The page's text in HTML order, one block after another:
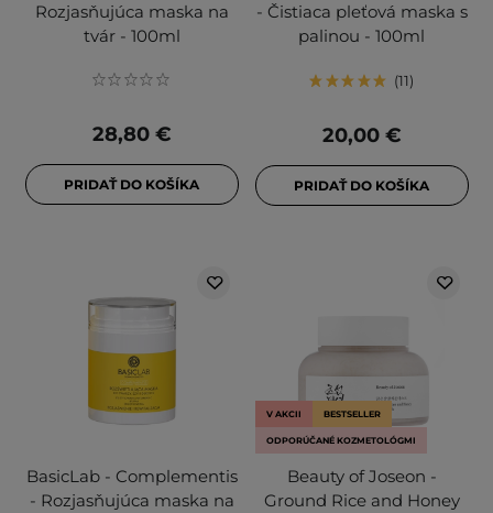
Rozjasňujúca maska na
tvár - 100ml
28,80 €
PRIDAŤ DO KOŠÍKA
- Čistiaca pleťová maska s
palinou - 100ml
11
20,00 €
PRIDAŤ DO KOŠÍKA
BasicLab - Complementis
- Rozjasňujúca maska na
V AKCII BESTSELLER
ODPORÚČANÉ KOZMETOLÓGMI
Beauty of Joseon -
Ground Rice and Honey